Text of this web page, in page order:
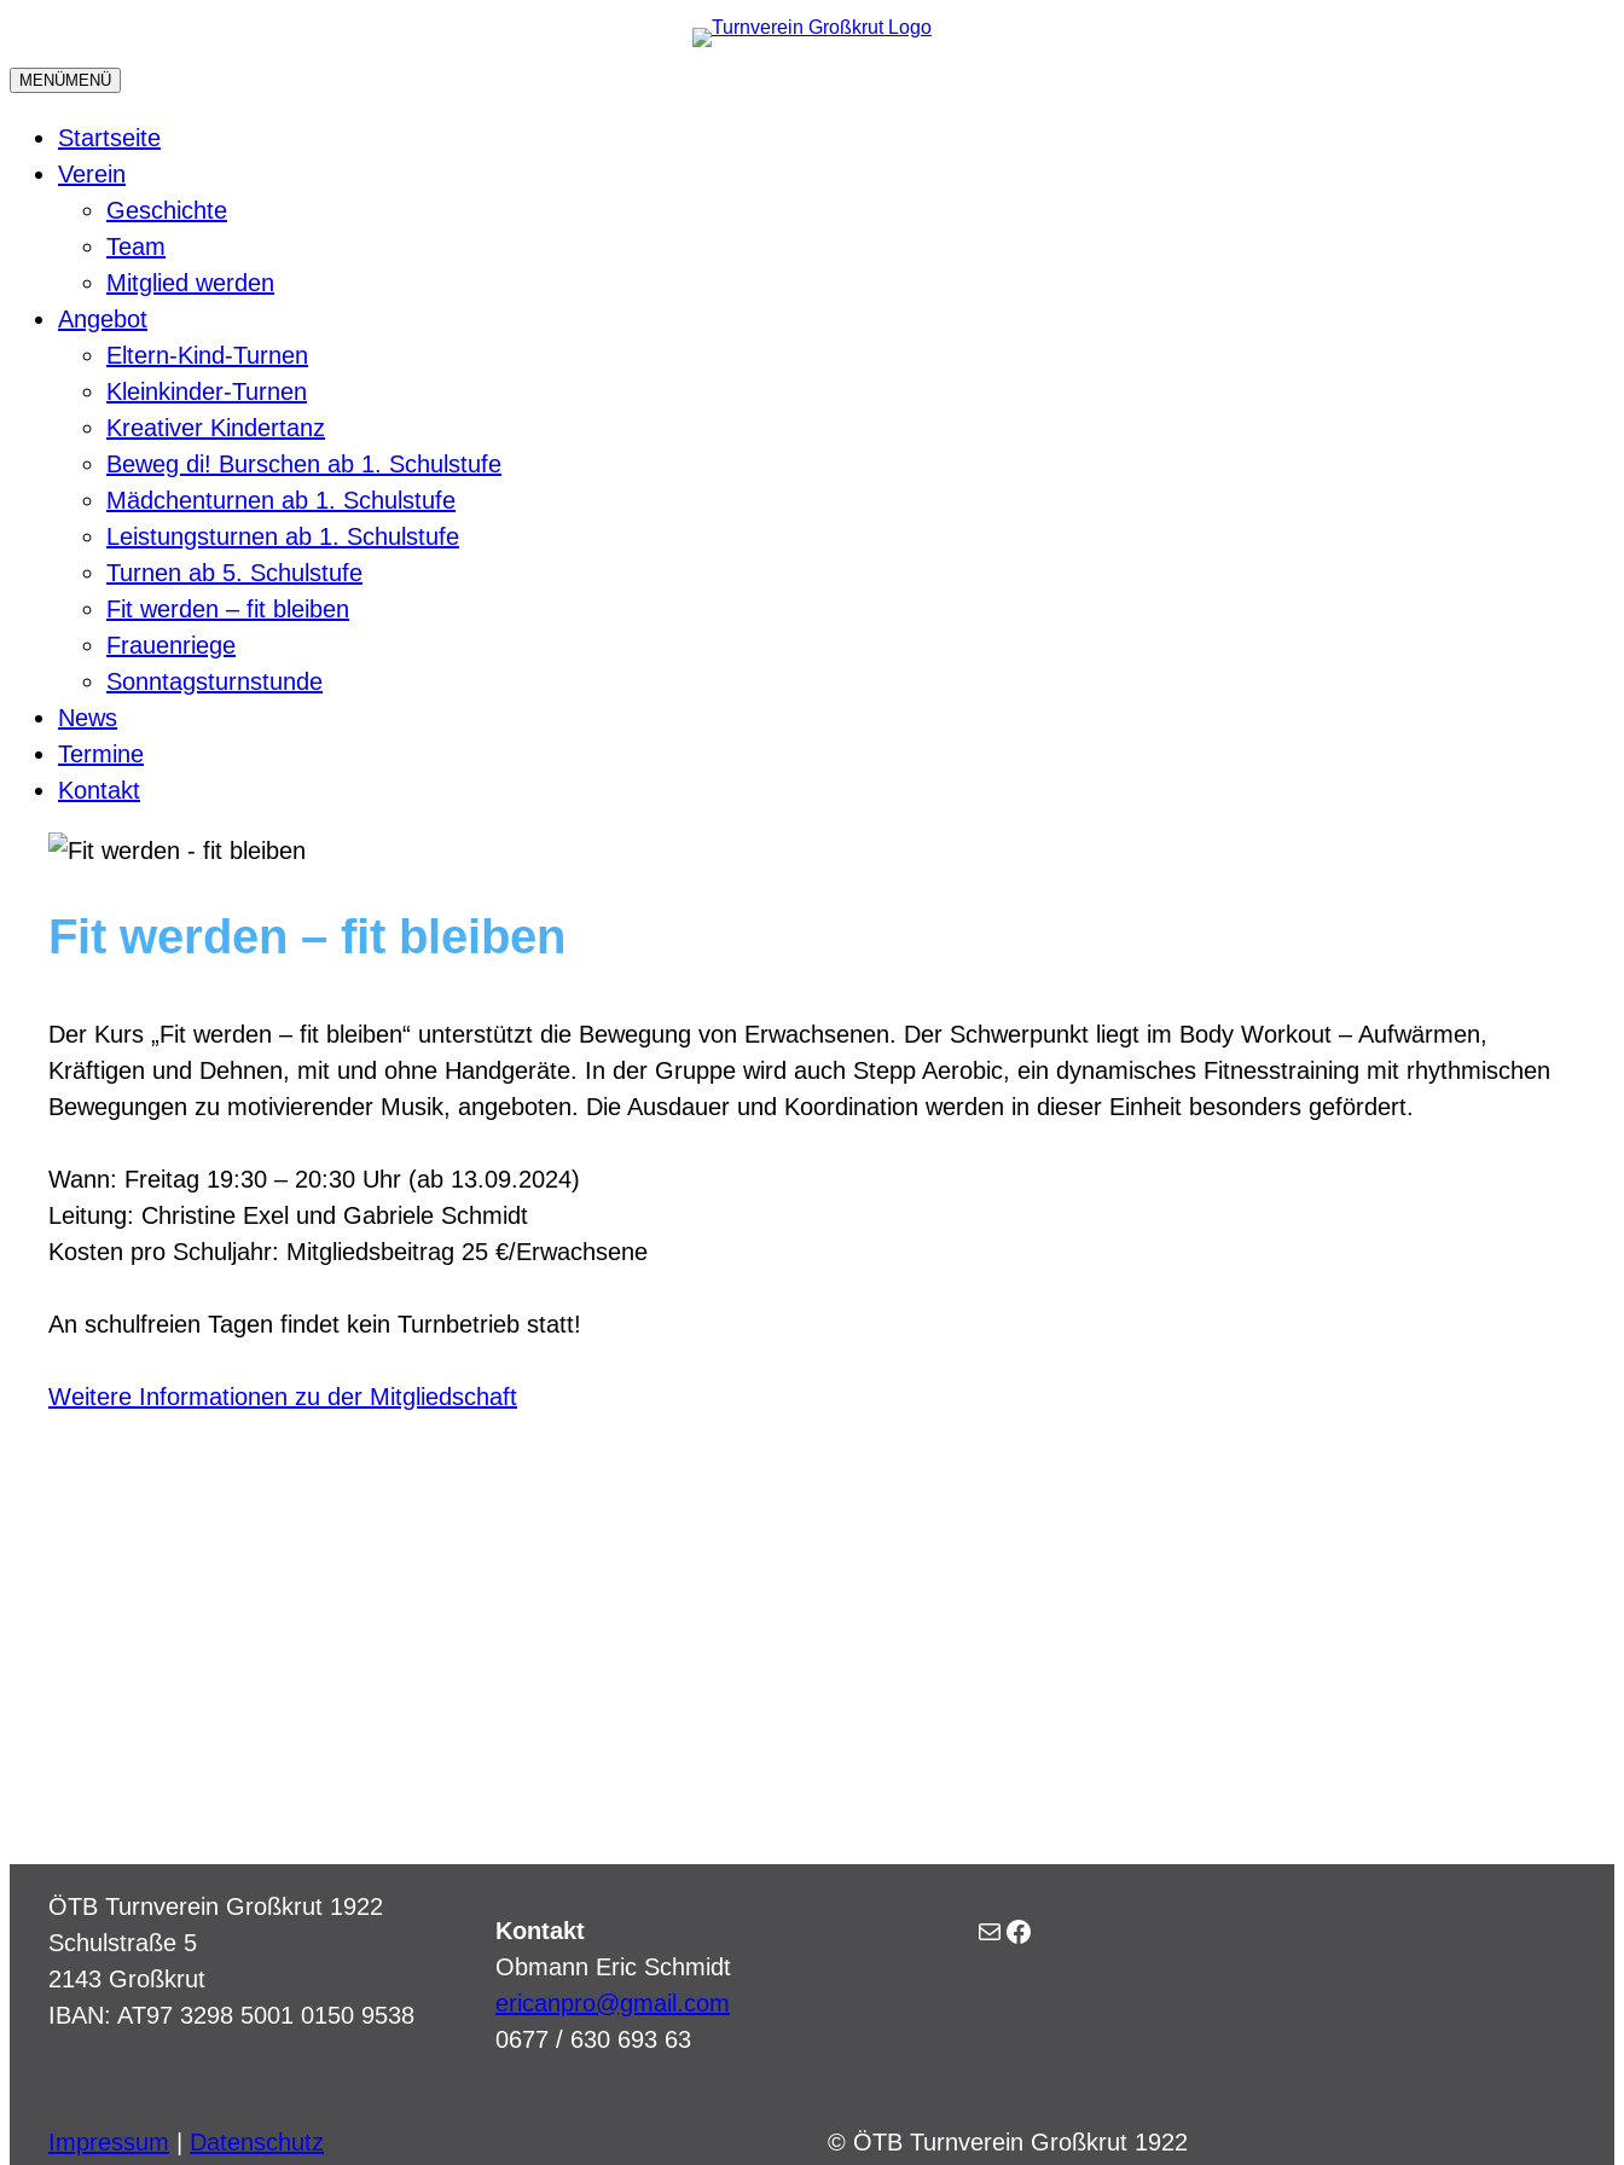
Inhalt
springen
MENÜMENÜ
Startseite
Verein
Geschichte
Team
Mitglied werden
Angebot
Eltern-Kind-Turnen
Kleinkinder-Turnen
Kreativer Kindertanz
Beweg di! Burschen ab 1. Schulstufe
Mädchenturnen ab 1. Schulstufe
Leistungsturnen ab 1. Schulstufe
Turnen ab 5. Schulstufe
Fit werden – fit bleiben
Frauenriege
Sonntagsturnstunde
News
Termine
Kontakt
Fit werden – fit bleiben
Der Kurs „Fit werden – fit bleiben“ unterstützt die Bewegung von Erwachsenen. Der Schwerpunkt liegt im Body Workout – Aufwärmen,
Kräftigen und Dehnen, mit und ohne Handgeräte. In der Gruppe wird auch Stepp Aerobic, ein dynamisches Fitnesstraining mit rhythmischen
Bewegungen zu motivierender Musik, angeboten. Die Ausdauer und Koordination werden in dieser Einheit besonders gefördert.
Wann: Freitag 19:30 – 20:30 Uhr (ab 13.09.2024)
Leitung: Christine Exel und Gabriele Schmidt
Kosten pro Schuljahr: Mitgliedsbeitrag 25 €/Erwachsene
An schulfreien Tagen findet kein Turnbetrieb statt!
Weitere Informationen zu der Mitgliedschaft
ÖTB Turnverein Großkrut 1922
Schulstraße 5
2143 Großkrut
IBAN: AT97 3298 5001 0150 9538
Kontakt
Obmann Eric Schmidt
ericanpro@gmail.com
0677 / 630 693 63
E-Mail Facebook
Impressum Datenschutz © ÖTB Turnverein Großkrut 1922